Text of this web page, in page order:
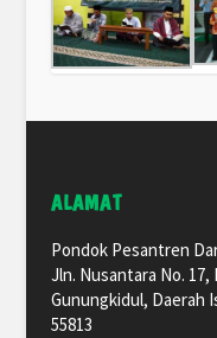
ALAMAT
Pondok Pesantren
Jln. Nusantara No.
Gunungkidul, Daerah
55813